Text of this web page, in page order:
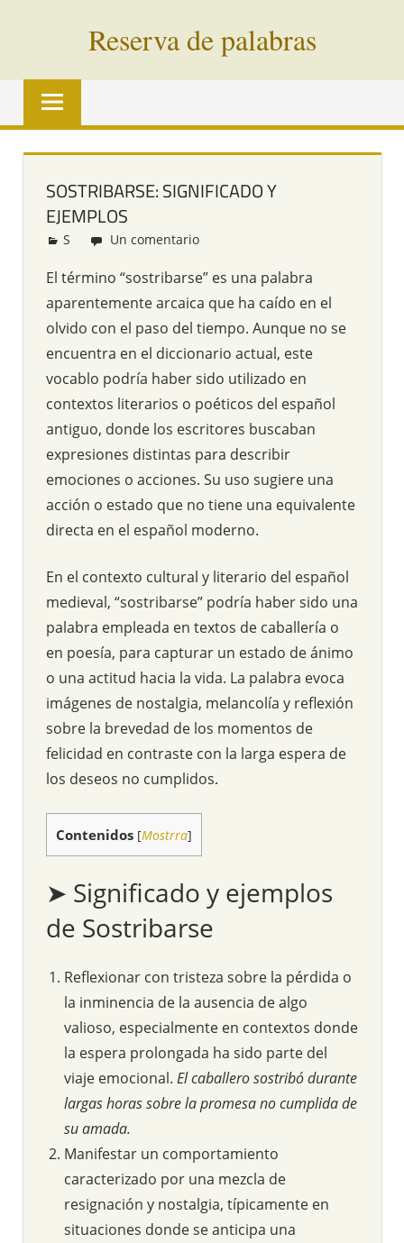
Reserva de palabras
Palabras
vías
todo
SOSTRIBARSE: SIGNIFICADO Y
EJEMPLOS
Redacción
S Un comentario
El término “sostribarse” es una palabra
aparentemente arcaica que ha caído en el
olvido con el paso del tiempo. Aunque no se
encuentra en el diccionario actual, este
vocablo podría haber sido utilizado en
contextos literarios o poéticos del español
antiguo, donde los escritores buscaban
expresiones distintas para describir
emociones o acciones. Su uso sugiere una
acción o estado que no tiene una equivalente
directa en el español moderno.
En el contexto cultural y literario del español
medieval, “sostribarse” podría haber sido una
palabra empleada en textos de caballería o
en poesía, para capturar un estado de ánimo
o una actitud hacia la vida. La palabra evoca
imágenes de nostalgia, melancolía y reflexión
sobre la brevedad de los momentos de
felicidad en contraste con la larga espera de
los deseos no cumplidos.
Contenidos [Mostrra]
➤ Significado y ejemplos
de Sostribarse
Reflexionar con tristeza sobre la pérdida o
la inminencia de la ausencia de algo
valioso, especialmente en contextos donde
la espera prolongada ha sido parte del
viaje emocional. El caballero sostribó durante
largas horas sobre la promesa no cumplida de
su amada.
Manifestar un comportamiento
caracterizado por una mezcla de
resignación y nostalgia, típicamente en
situaciones donde se anticipa una